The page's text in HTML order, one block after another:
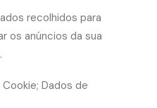
recolhidos para
os anúncios da sua
Dados de